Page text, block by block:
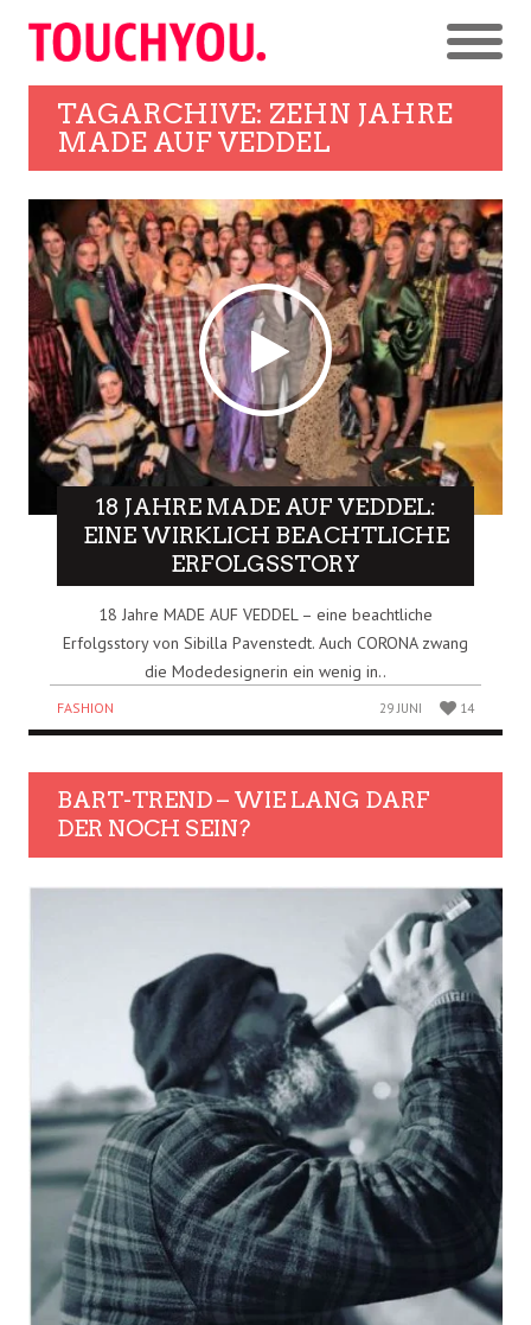
TAGARCHIVE: ZEHN JAHRE
MADE AUF VEDDEL
18 JAHRE MADE AUF VEDDEL:
EINE WIRKLICH BEACHTLICHE
ERFOLGSSTORY
18 Jahre MADE AUF VEDDEL – eine beachtliche
Erfolgsstory von Sibilla Pavenstedt. Auch CORONA zwang
die Modedesignerin ein wenig in..
FASHION 29 JUNI 14
BART-TREND – WIE LANG DARF
DER NOCH SEIN?